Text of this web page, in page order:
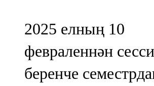
2025 елның 10
февраленнән
беренче